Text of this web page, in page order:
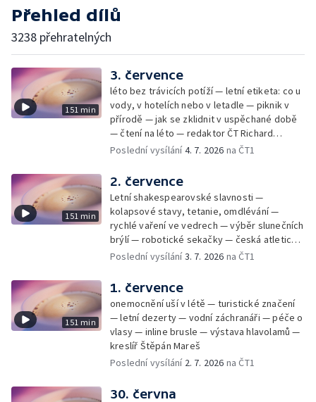
Přehled dílů
3238 přehratelných
151 min
3. července
léto bez trávicích potíží — letní etiketa: co u
vody, v hotelích nebo v letadle — piknik v
přírodě — jak se zklidnit v uspěchané době
— čtení na léto — redaktor ČT Richard
Samko
Poslední vysílání4. 7. 2026 na ČT1
151 min
2. července
Letní shakespearovské slavnosti —
kolapsové stavy, tetanie, omdlévání —
rychlé vaření ve vedrech — výběr slunečních
brýlí — robotické sekačky — česká atletická
rekordmanka — psí seriál: výmarský
Poslední vysílání3. 7. 2026 na ČT1
151 min
1. července
onemocnění uší v létě — turistické značení
— letní dezerty — vodní záchranáři — péče o
vlasy — inline brusle — výstava hlavolamů —
kreslíř Štěpán Mareš
Poslední vysílání 2. 7. 2026 na ČT1
30. června